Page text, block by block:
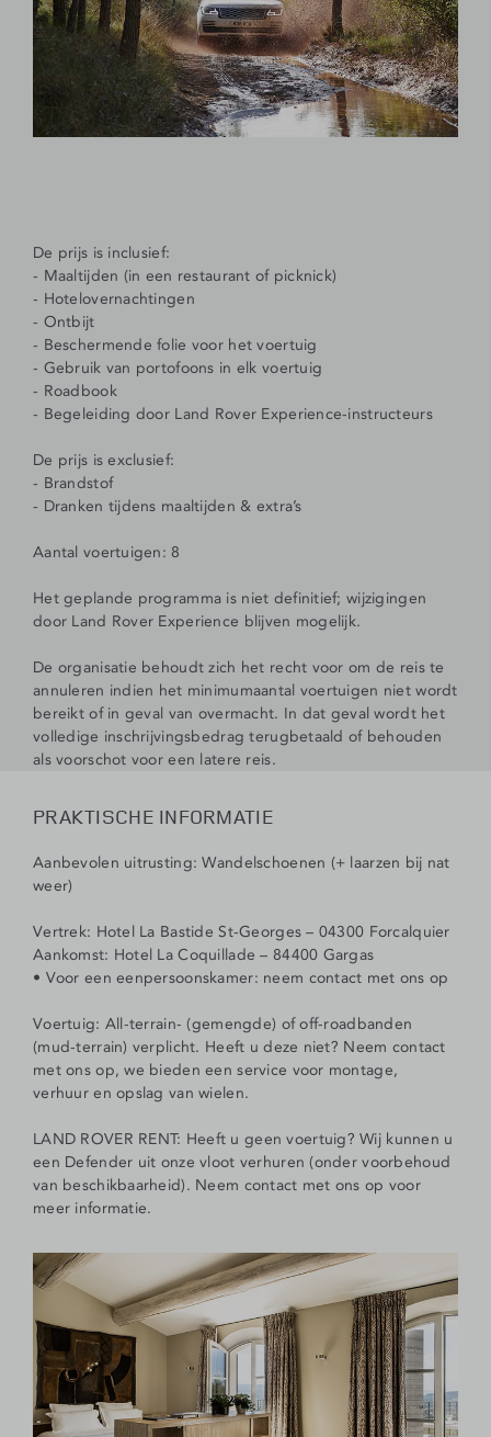
De prijs is inclusief:
- Maaltijden (in een restaurant of picknick)
- Hotelovernachtingen
- Ontbijt
- Beschermende folie voor het voertuig
- Gebruik van portofoons in elk voertuig
- Roadbook
- Begeleiding door Land Rover Experience-instructeurs
De prijs is exclusief:
- Brandstof
- Dranken tijdens maaltijden & extra’s
Aantal voertuigen: 8
Het geplande programma is niet definitief; wijzigingen
door Land Rover Experience blijven mogelijk.
De organisatie behoudt zich het recht voor om de reis te
annuleren indien het minimumaantal voertuigen niet wordt
bereikt of in geval van overmacht. In dat geval wordt het
volledige inschrijvingsbedrag terugbetaald of behouden
als voorschot voor een latere reis.
PRAKTISCHE INFORMATIE
Aanbevolen uitrusting: Wandelschoenen (+ laarzen bij nat
weer)
Vertrek: Hotel La Bastide St-Georges – 04300 Forcalquier
Aankomst: Hotel La Coquillade – 84400 Gargas
• Voor een eenpersoonskamer: neem contact met ons op
Voertuig: All-terrain- (gemengde) of off-roadbanden
(mud-terrain) verplicht. Heeft u deze niet? Neem contact
met ons op, we bieden een service voor montage,
verhuur en opslag van wielen.
LAND ROVER RENT: Heeft u geen voertuig? Wij kunnen u
een Defender uit onze vloot verhuren (onder voorbehoud
van beschikbaarheid). Neem contact met ons op voor
meer informatie.